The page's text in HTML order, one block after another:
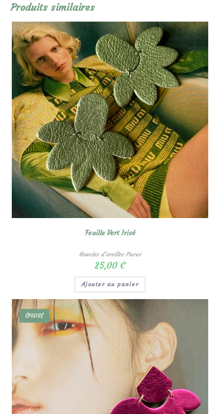
Produits similaires
Feuille Vert Irisé
Boucles d'oreilles Puces
25,00 €
Ajouter au panier
ÉPUISÉ